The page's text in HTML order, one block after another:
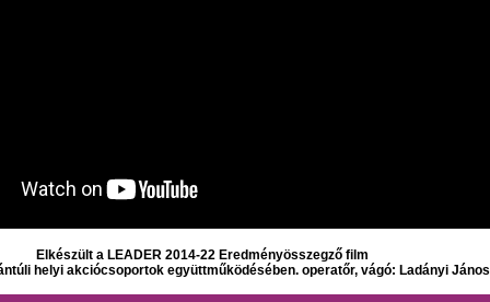
Elkészült a LEADER 2014-22 Eredményösszegző film
helyi akciócsoportok együttműködésében. operatőr, vágó: Ladányi János